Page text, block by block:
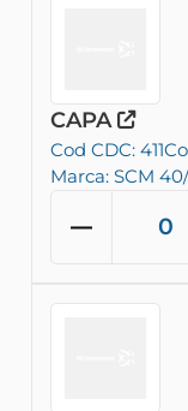
CAPA
Cod CDC: 411
Marca: SCM